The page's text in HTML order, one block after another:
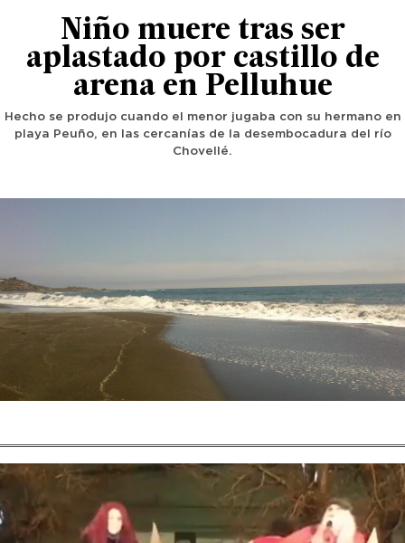
Niño muere tras ser
aplastado por castillo de
arena en Pelluhue
Hecho se produjo cuando el menor jugaba con su hermano en
playa Peuño, en las cercanías de la desembocadura del río
Chovellé.